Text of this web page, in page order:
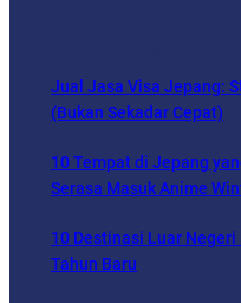
Jual Jasa Visa Jepang:
(Bukan Sekadar Cepat)
10 Tempat di Jepang
Serasa Masuk Anime
10 Destinasi Luar
Tahun Baru